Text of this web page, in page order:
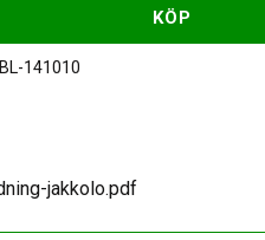
KÖP
141010
jakkolo.pdf